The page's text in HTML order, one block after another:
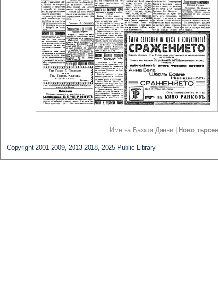
Име на Базата Данни Ново
Copyright 2001-2009, 2013-2018, 2025 Public Library